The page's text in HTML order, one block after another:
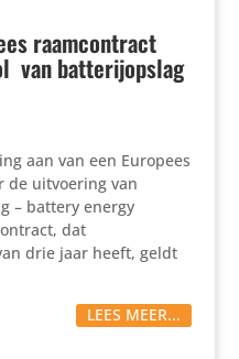
raamcontract
van batterijopslag
aan van een Europees
de uitvoering van
– battery energy
dat
drie jaar heeft, geldt
LEES MEER...